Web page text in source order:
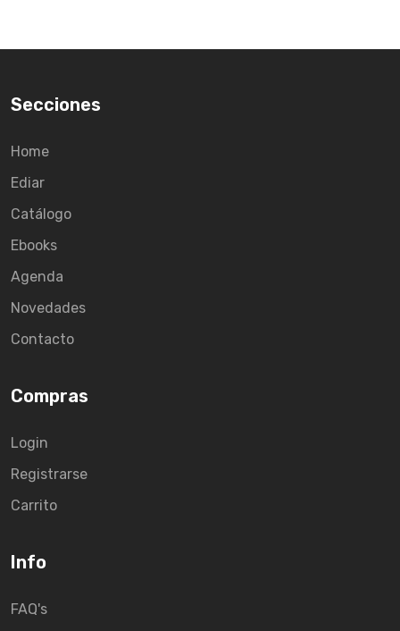
Secciones
Home
Ediar
Catálogo
Ebooks
Agenda
Novedades
Contacto
Compras
Login
Registrarse
Carrito
Info
FAQ's